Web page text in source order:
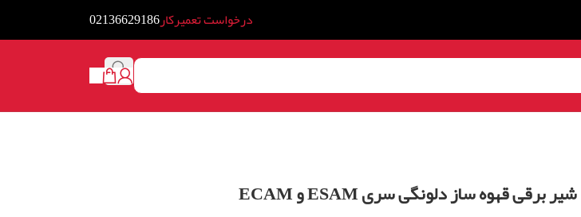
درخواست تعمیرکار02136629186
شیر برقی قهوه ساز دلونگی سری ESAM و ECAM